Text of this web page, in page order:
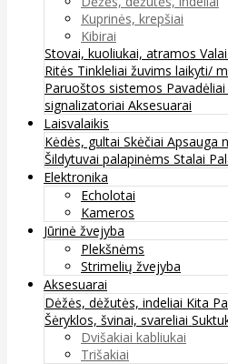
Kuprinės, krepšiai
Kibirai
Stovai, kuoliukai, atramos Valai
Ritės Tinkleliai žuvims laikyti/
Paruoštos sistemos Pavadėliai
signalizatoriai Aksesuarai
Laisvalaikis
Kėdės, gultai Skėčiai Apsauga
Šildytuvai palapinėms Stalai
Elektronika
Echolotai
Kameros
Jūrinė žvejyba
Plekšnėms
Strimelių žvejyba
Aksesuarai
Dėžės, dėžutės, indeliai Kita
Šėryklos, švinai, svareliai
Dvišakiai kabliukai
Trišakiai